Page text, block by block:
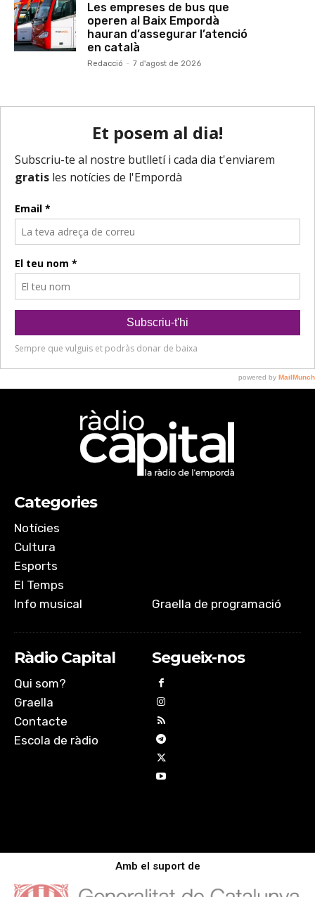
Les empreses de bus que
operen al Baix Empordà
hauran d’assegurar l’atenció
en català
Redacció - 7 d'agost de 2026
Categories
Notícies
Cultura
Esports
El Temps
Info musical
Graella de programació
Ràdio Capital
Qui som?
Graella
Contacte
Escola de ràdio
Segueix-nos
Amb el suport de